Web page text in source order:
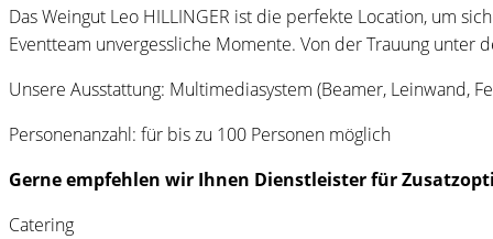
Das Weingut Leo HILLINGER ist die perfekte Location, um
Eventteam unvergessliche Momente. Von der Trauung
Unsere Ausstattung: Multimediasystem (Beamer, Leinwand,
Personenanzahl: für bis zu 100 Personen möglich
Gerne empfehlen wir Ihnen Dienstleister für
Catering